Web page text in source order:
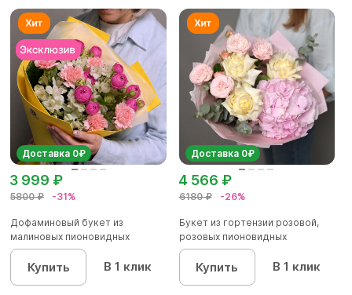
Доставка 0₽
5800 ₽ -31%
3 999 ₽
Дофаминовый букет из
малиновых пионовидных
кустовых роз...
Купить В 1 клик
Доставка 0₽
6180 ₽ -26%
4 566 ₽
Букет из гортензии розовой,
розовых пионовидных
кустовы...
Купить В 1 клик